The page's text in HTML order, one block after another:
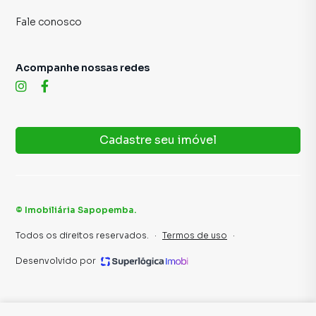
Fale conosco
Cadastre seu imóvel
Acompanhe nossas redes
© Imobiliária Sapopemba.
Todos os direitos reservados. · Termos de uso ·
Desenvolvido por